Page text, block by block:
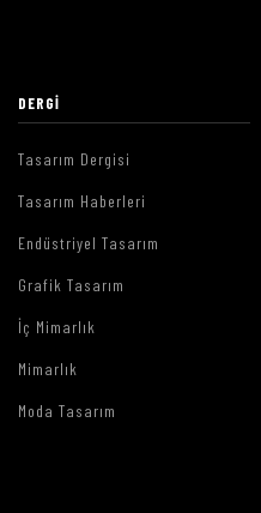
DERGI
Tasarım Dergisi
Tasarım Haberleri
Endüstriyel Tasarım
Grafik Tasarım
İç Mimarlık
Mimarlık
Moda Tasarım